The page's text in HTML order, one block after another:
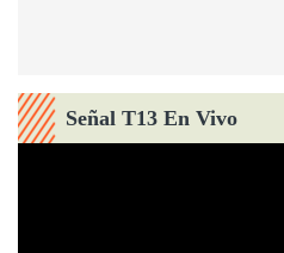
Señal T13 En Vivo